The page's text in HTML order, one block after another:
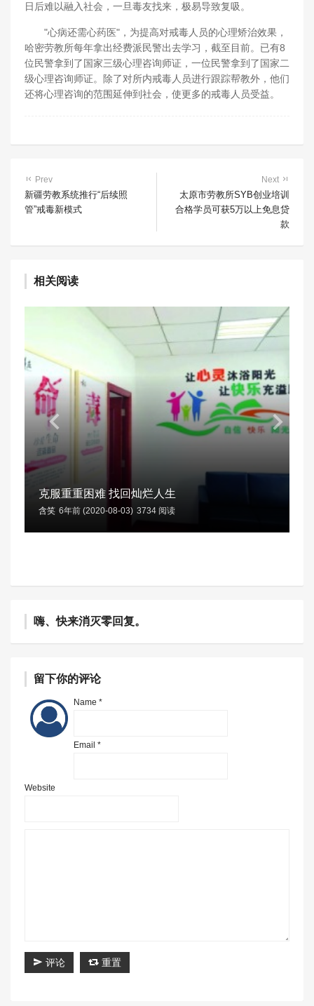
日后难以融入社会，一旦毒友找来，极易导致复吸。
"心病还需心药医"，为提高对戒毒人员的心理矫治效果，
哈密劳教所每年拿出经费派民警出去学习，截至目前。已有8
位民警拿到了国家三级心理咨询师证，一位民警拿到了国家二
级心理咨询师证。除了对所内戒毒人员进行跟踪帮教外，他们
还将心理咨询的范围延伸到社会，使更多的戒毒人员受益。
Prev
新疆劳教系统推行“后续照
管”戒毒新模式
Next
太原市劳教所SYB创业培训
合格学员可获5万以上免息贷
款
相关阅读
克服重重困难 找回灿烂人生
含笑 6年前 (2020-08-03) 3734 阅读
嗨、快来消灭零回复。
留下你的评论
Name *
Email *
Website
评论 重置